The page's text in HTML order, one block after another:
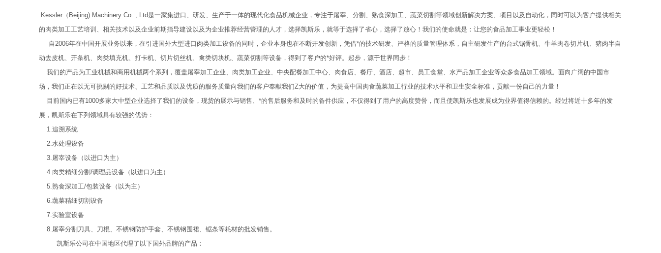
Kessler（Beijing) Machinery Co. , Ltd是一家集进口、研发、生产于一体的现代化食品机械企业，专注于屠宰、分割、熟食深加工、蔬菜切割等领域创新解决方案、项目以及自动化，同时可以为客户提供相关
的肉类加工工艺培训、相关技术以及企业前期指导建设以及为企业推荐经营管理的人才，选择凯斯乐，就等于选择了省心，选择了放心！我们的使命就是：让您的食品加工事业更轻松！
自2006年在中国开展业务以来，在引进国外大型进口肉类加工设备的同时，企业本身也在不断开发创新，凭借*的技术研发、严格的质量管理体系，自主研发生产的台式锯骨机、牛羊肉卷切片机、猪肉半自
动去皮机、开条机、肉类填充机、打卡机、切片切丝机、禽类切块机、蔬菜切割等设备，得到了客户的*好评。起步，源于世界同步！
我们的产品为工业机械和商用机械两个系列，覆盖屠宰加工企业、肉类加工企业、中央配餐加工中心、肉食店、餐厅、酒店、超市、员工食堂、水产品加工企业等众多食品加工领域。面向广阔的中国市
场，我们正在以无可挑剔的好技术、工艺和品质以及优质的服务质量向我们的客户奉献我们Z大的价值，为提高中国肉食蔬菜加工行业的技术水平和卫生安全标准，贡献一份自己的力量！
目前国内已有1000多家大中型企业选择了我们的设备，现货的展示与销售、*的售后服务和及时的备件供应，不仅得到了用户的高度赞誉，而且使凯斯乐也发展成为业界值得信赖的。经过将近十多年的发
展，凯斯乐在下列领域具有较强的优势：
1.追溯系统
2.水处理设备
3.屠宰设备（以进口为主）
4.肉类精细分割/调理品设备（以进口为主）
5.熟食深加工/包装设备（以为主）
6.蔬菜精细切割设备
7.实验室设备
8.屠宰分割刀具、刀棍、不锈钢防护手套、不锈钢围裙、锯条等耗材的批发销售。
凯斯乐公司在中国地区代理了以下国外品牌的产品：